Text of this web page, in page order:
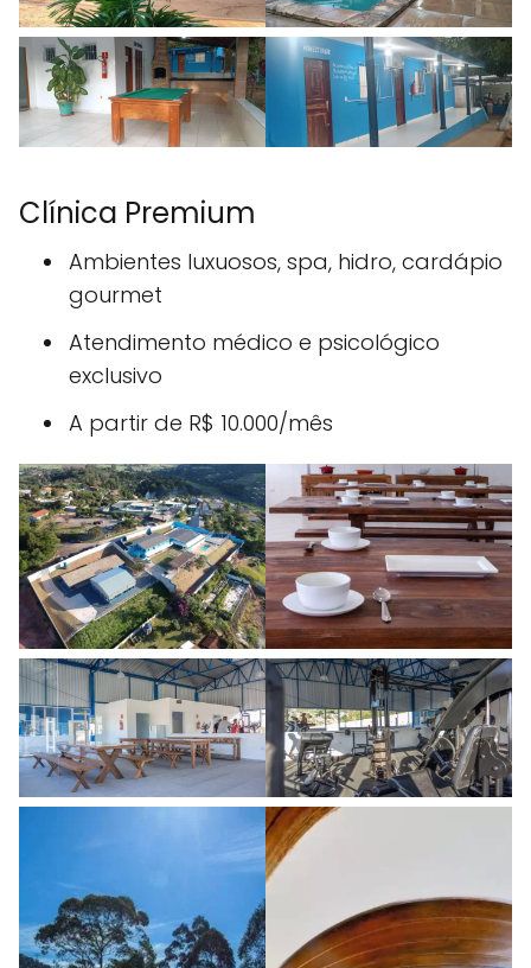
Clínica Premium
Ambientes luxuosos, spa, hidro, cardápio
gourmet
Atendimento médico e psicológico
exclusivo
A partir de R$ 10.000/mês